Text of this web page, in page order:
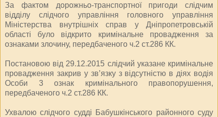
За фактом дорожньо-транспортної пригоди слідчим
відділу слідчого управління головного управління
Міністерства внутрішніх справ у Дніпропетровській
області було відкрито кримінальне провадження за
ознаками злочину, передбаченого ч.2 ст.286 КК.
Постановою від 29.12.2015 слідчий указане кримінальне
провадження закрив у зв’язку з відсутністю в діях водія
Особи 3 ознак кримінального правопорушення,
передбаченого ч.2 ст.286 КК.
Ухвалою слідчого судді Бабушкінського районного суду